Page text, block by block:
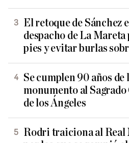
El retoque de Sánchez
despacho de La
pies y evitar burlas
Se cumplen 90 años de
monumento al
de los Ángeles
Rodri traiciona al Real